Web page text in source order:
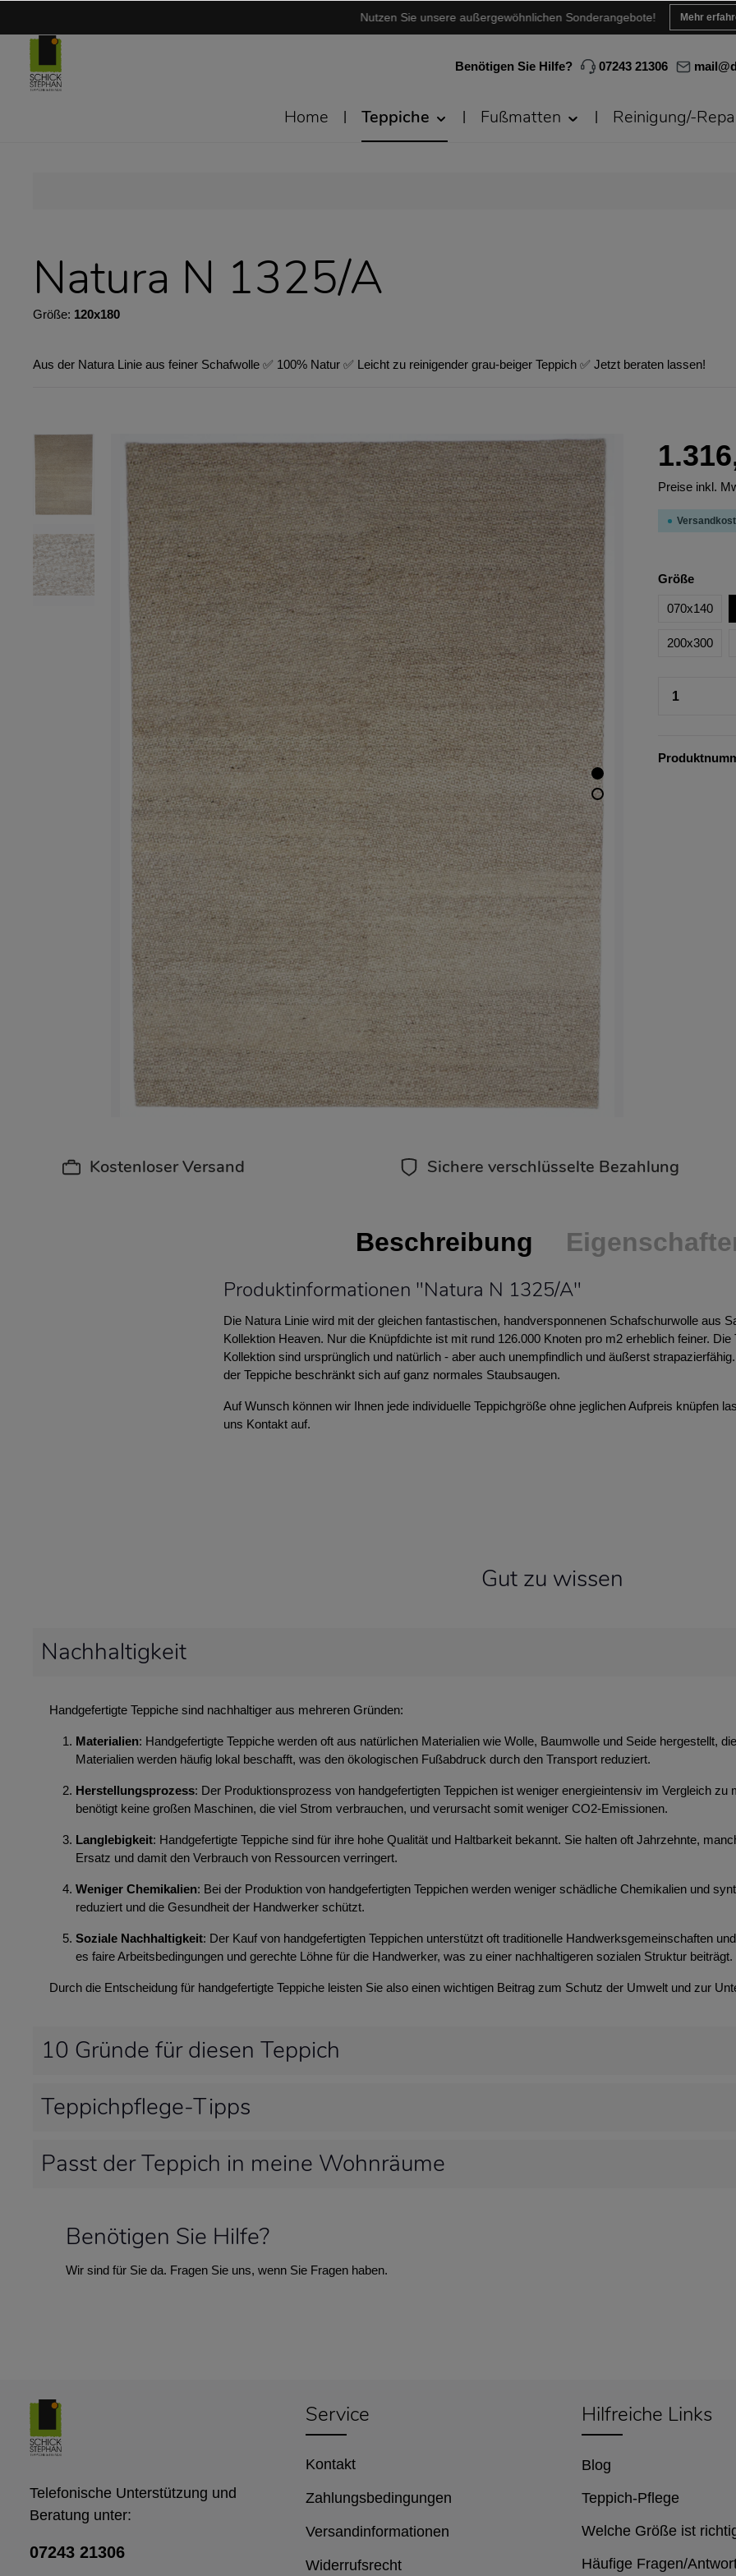
Nutzen Sie unsere außergewöhnlichen Sonderangebote! Mehr
Benötigen Sie Hilfe? 07243 21306
Home Teppiche Fußmatten Reinigung/-
Natura N 1325/A
Größe: 120x180
Aus der Natura Linie aus feiner Schafwolle ✅ 100% Natur ✅ Leicht zu reinigender grau-beiger Teppich ✅ Jetzt beraten lassen!
Preise inkl.
Größe
070x140
200x300
Kostenloser Versand Sichere verschlüsselte Bezahlung
Beschreibung
Produktinformationen "Natura N 1325/A"
Die Natura Linie wird mit der gleichen fantastischen, handversponnenen Schafschurwolle aus
Kollektion Heaven. Nur die Knüpfdichte ist mit rund 126.000 Knoten pro m2 erheblich feiner. Die
Kollektion sind ursprünglich und natürlich - aber auch unempfindlich und äußerst
der Teppiche beschränkt sich auf ganz normales Staubsaugen.
Auf Wunsch können wir Ihnen jede individuelle Teppichgröße ohne jeglichen Aufpreis knüpfen
uns Kontakt auf.
Gut zu wissen
Nachhaltigkeit
Handgefertigte Teppiche sind nachhaltiger aus mehreren Gründen:
Materialien: Handgefertigte Teppiche werden oft aus natürlichen Materialien wie Wolle, Baumwolle und Seide hergestellt,
Materialien werden häufig lokal beschafft, was den ökologischen Fußabdruck durch den Transport reduziert.
Herstellungsprozess: Der Produktionsprozess von handgefertigten Teppichen ist weniger energieintensiv im Vergleich
benötigt keine großen Maschinen, die viel Strom verbrauchen, und verursacht somit weniger CO2-Emissionen.
Langlebigkeit: Handgefertigte Teppiche sind für ihre hohe Qualität und Haltbarkeit bekannt. Sie halten oft Jahrzehnte,
Ersatz und damit den Verbrauch von Ressourcen verringert.
Weniger Chemikalien: Bei der Produktion von handgefertigten Teppichen werden weniger schädliche Chemikalien und
reduziert und die Gesundheit der Handwerker schützt.
Soziale Nachhaltigkeit: Der Kauf von handgefertigten Teppichen unterstützt oft traditionelle Handwerksgemeinschaften
es faire Arbeitsbedingungen und gerechte Löhne für die Handwerker, was zu einer nachhaltigeren sozialen Struktur beiträgt.
Durch die Entscheidung für handgefertigte Teppiche leisten Sie also einen wichtigen Beitrag zum Schutz der Umwelt und zur
10 Gründe für diesen Teppich
Teppichpflege-Tipps
Passt der Teppich in meine Wohnräume
Benötigen Sie Hilfe?
Wir sind für Sie da. Fragen Sie uns, wenn Sie Fragen haben.
Service
Kontakt
Zahlungsbedingungen
Versandinformationen
Widerrufsrecht
Telefonische Unterstützung und
Beratung unter:
07243 21306
Hilfreiche Links
Blog
Teppich-Pflege
Welche Größe ist
Häufige Fragen/